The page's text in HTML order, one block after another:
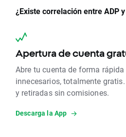
¿Existe correlación entre ADP y
Apertura de cuenta
Abre tu cuenta de forma
innecesarios, totalmente
y retiradas sin comisiones.
Descarga la App